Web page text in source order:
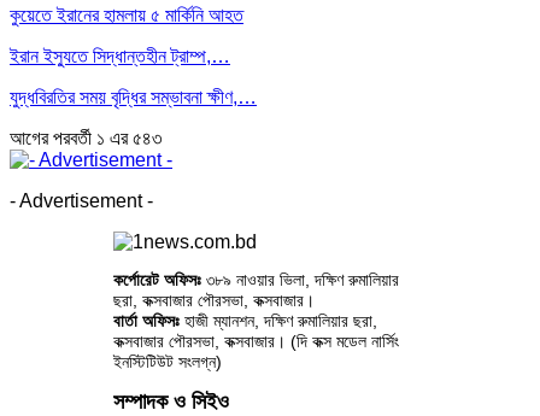
কুয়েতে ইরানের হামলায় ৫ মার্কিনি আহত
ইরান ইস্যুতে সিদ্ধান্তহীন ট্রাম্প,…
যুদ্ধবিরতির সময় বৃদ্ধির সম্ভাবনা ক্ষীণ,…
আগেরপরবর্তী ১ এর ৫৪৩
- Advertisement -
কর্পোরেট অফিসঃ ৩৮৯ নাওয়ার ভিলা, দক্ষিণ রুমালিয়ার
ছরা, কক্সবাজার পৌরসভা, কক্সবাজার।
বার্তা অফিসঃহাজী ম্যানশন, দক্ষিণ রুমালিয়ার ছরা,
কক্সবাজার পৌরসভা, কক্সবাজার। (দি কক্স মডেল নার্সিং
ইনস্টিটিউট সংলগ্ন)
সম্পাদক ও সিইও